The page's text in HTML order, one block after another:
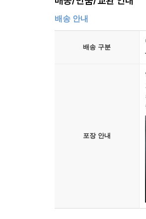
하마터면 우리는 이 놀라
발표한 무명에 가까운 작
대조된다. 언론에서는 “
시달려왔다고 여러 인터
고마움을 표했으며, 부커
없이) 허리 치료를 받기도
한국의 독자들에게 보내
애나는 사회에 적응하고
노력하지는 않겠어요. 어
자신이 자라서 전업 작가
지금 여기서 바로 이 인터
한편 영국 언론에서 압도
그만한 가치는 없는 작품”
배송 안내
배송 구분
포장 안내